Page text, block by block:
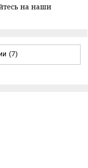
на наши
(7)